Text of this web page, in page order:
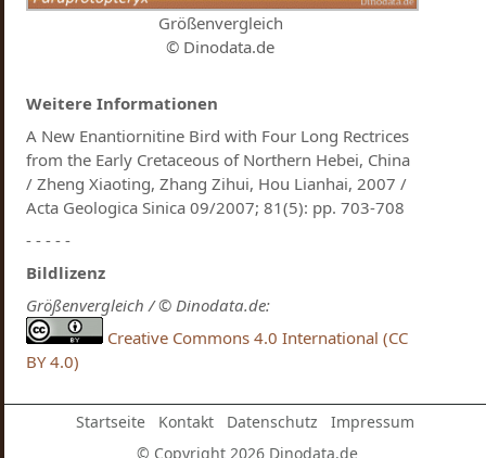
Größenvergleich
© Dinodata.de
Weitere Informationen
A New Enantiornitine Bird with Four Long Rectrices
from the Early Cretaceous of Northern Hebei, China
/ Zheng Xiaoting, Zhang Zihui, Hou Lianhai, 2007 /
Acta Geologica Sinica 09/2007; 81(5): pp. 703-708
- - - - -
Bildlizenz
Größenvergleich / © Dinodata.de:
Creative Commons 4.0 International (CC
BY 4.0)
Startseite Kontakt Datenschutz
Impressum
© Copyright 2026 Dinodata.de